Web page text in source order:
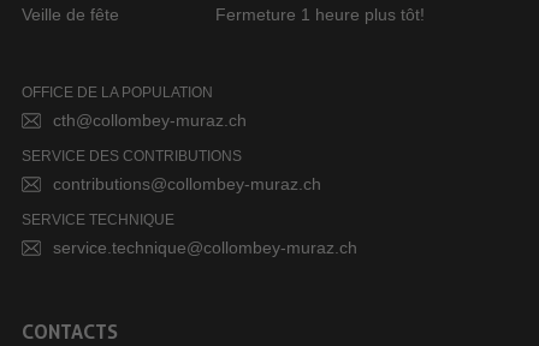
Veille de fête Fermeture 1 heure plus tôt!
OFFICE DE LA POPULATION
cth@collombey-muraz.ch
SERVICE DES CONTRIBUTIONS
contributions@collombey-muraz.ch
SERVICE TECHNIQUE
service.technique@collombey-muraz.ch
CONTACTS